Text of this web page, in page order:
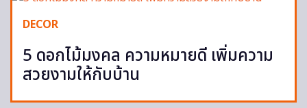
DECOR
5 ดอกไม้มงคล ความหมายดี เพิ่มความ
สวยงามให้กับบ้าน